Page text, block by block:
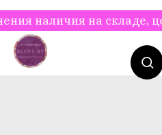
на складе, цены